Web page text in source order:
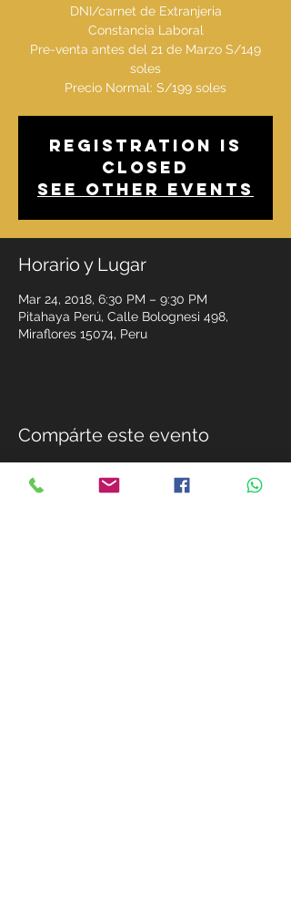
DNI/carnet de Extranjeria
Constancia Laboral
Pre-venta antes del 21 de Marzo S/149
soles
Precio Normal: S/199 soles
Registration is
Closed
See other events
Horario y Lugar
Mar 24, 2018, 6:30 PM – 9:30 PM
Pitahaya Perú, Calle Bolognesi 498,
Miraflores 15074, Peru
Compárte este evento